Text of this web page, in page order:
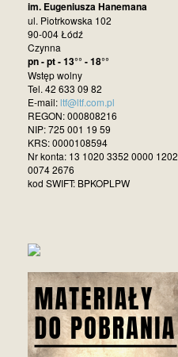
im. Eugeniusza Hanemana
ul. Piotrkowska 102
90-004 Łódź
Czynna
pn - pt - 13°° - 18°°
Wstęp wolny
Tel. 42 633 09 82
E-mail:ltf@ltf.com.pl
REGON: 000808216
NIP: 725 001 19 59
KRS: 0000108594
Nr konta: 13 1020 3352 0000 1202
0074 2676
kod SWIFT: BPKOPLPW